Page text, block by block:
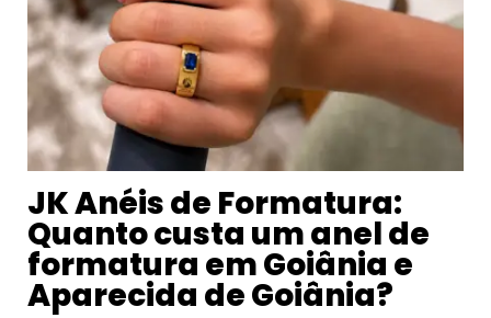
JK Anéis de Formatura:
Quanto custa um anel de
formatura em Goiânia e
Aparecida de Goiânia?